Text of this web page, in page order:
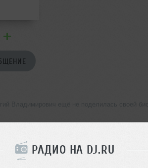
РАДИО НА DJ.RU